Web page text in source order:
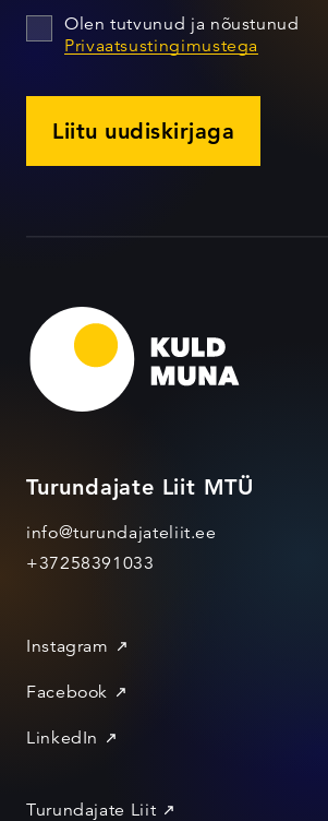
Olen tutvunud ja nõustunud
Privaatsustingimustega
Liitu uudiskirjaga
Turundajate Liit MTÜ
info@turundajateliit.ee
+37258391033
Instagram
Facebook
LinkedIn
Turundajate Liit